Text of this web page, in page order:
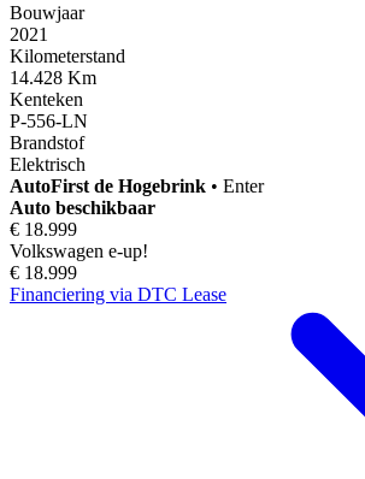
Bouwjaar
2021
Kilometerstand
14.428 Km
Kenteken
P-556-LN
Brandstof
Elektrisch
AutoFirst de Hogebrink • Enter
Auto beschikbaar
€ 18.999
Volkswagen e-up!
€ 18.999
Financiering via DTC Lease